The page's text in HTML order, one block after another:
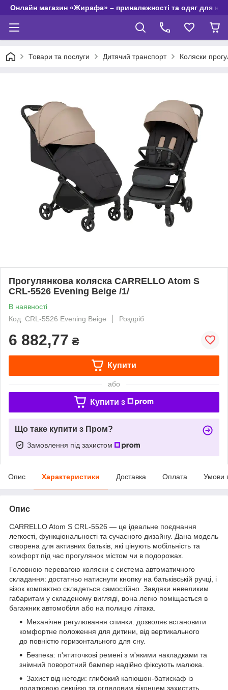
Онлайн магазин «Жирафа» – приналежності та одяг для
Товари та послуги Дитячий транспорт Коляски
Прогулянкова коляска CARRELLO Atom S
CRL-5526 Evening Beige /1/
В наявності
Код: CRL-5526 Evening Beige
Роздріб
6 882,77 ₴
Купити
або
Купити з
Що таке купити з Пром?
Замовлення під захистом
Опис Характеристики Доставка Оплата Умови
Опис
CARRELLO Atom S CRL-5526 — це ідеальне поєднання
легкості, функціональності та сучасного дизайну. Дана модель
створена для активних батьків, які цінують мобільність та
комфорт під час прогулянок містом чи в подорожах.
Головною перевагою коляски є система автоматичного
складання: достатньо натиснути кнопку на батьківській ручці, і
візок компактно складеться самостійно. Завдяки невеликим
габаритам у складеному вигляді, вона легко поміщається в
багажник автомобіля або на полицю літака.
Механічне регулювання спинки: дозволяє встановити
комфортне положення для дитини, від вертикального
до повністю горизонтального для сну.
Безпека: п'ятиточкові ремені з м'якими накладками та
знімний поворотний бампер надійно фіксують малюка.
Захист від негоди: глибокий капюшон-батискаф із
додатковою секцією та оглядовим віконцем захистить